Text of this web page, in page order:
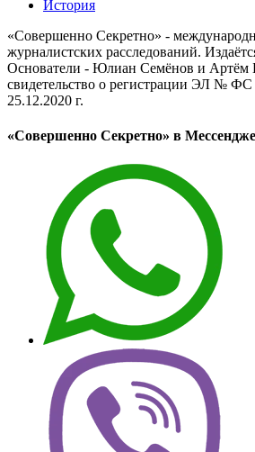
История
«Совершенно Секретно» -
журналистских расследований.
Основатели - Юлиан Семёнов и
свидетельство о регистрации ЭЛ № ФС
25.12.2020 г.
«Совершенно Секретно» в